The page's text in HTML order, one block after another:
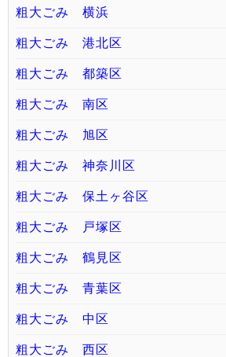
粗大ごみ 横浜
粗大ごみ 港北区
粗大ごみ 都築区
粗大ごみ 南区
粗大ごみ 旭区
粗大ごみ 神奈川区
粗大ごみ 保土ヶ谷区
粗大ごみ 戸塚区
粗大ごみ 鶴見区
粗大ごみ 青葉区
粗大ごみ 中区
粗大ごみ 西区